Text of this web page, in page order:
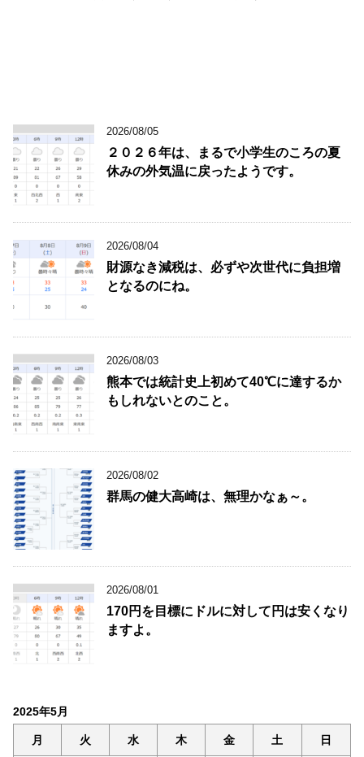
2026/08/05
２０２６年は、まるで小学生のころの夏
休みの外気温に戻ったようです。
2026/08/04
財源なき減税は、必ずや次世代に負担増
となるのにね。
2026/08/03
熊本では統計史上初めて40℃に達するか
もしれないとのこと。
2026/08/02
群馬の健大高崎は、無理かなぁ～。
2026/08/01
170円を目標にドルに対して円は安くなり
ますよ。
2025年5月
月 火 水 木 金 土 日